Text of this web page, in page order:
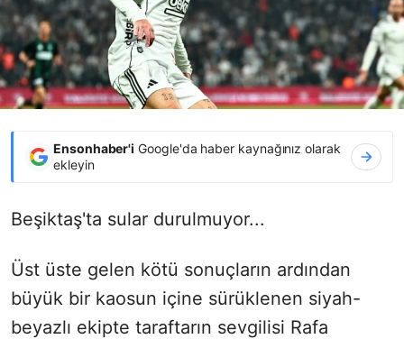
Ensonhaber'i Google'da haber kaynağınız olarak
ekleyin
Beşiktaş'ta sular durulmuyor...
Üst üste gelen kötü sonuçların ardından
büyük bir kaosun içine sürüklenen siyah-
beyazlı ekipte taraftarın sevgilisi Rafa